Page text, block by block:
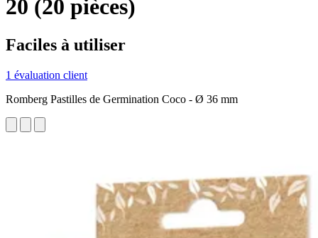
20 (20 pièces)
Faciles à utiliser
1 évaluation client
Romberg Pastilles de Germination Coco - Ø 36 mm